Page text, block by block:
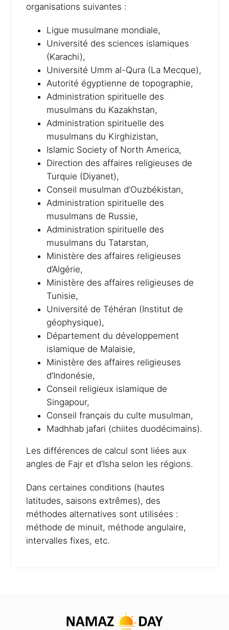
organisations suivantes :
Ligue musulmane mondiale,
Université des sciences islamiques
(Karachi),
Université Umm al-Qura (La Mecque),
Autorité égyptienne de topographie,
Administration spirituelle des
musulmans du Kazakhstan,
Administration spirituelle des
musulmans du Kirghizistan,
Islamic Society of North America,
Direction des affaires religieuses de
Turquie (Diyanet),
Conseil musulman d’Ouzbékistan,
Administration spirituelle des
musulmans de Russie,
Administration spirituelle des
musulmans du Tatarstan,
Ministère des affaires religieuses
d’Algérie,
Ministère des affaires religieuses de
Tunisie,
Université de Téhéran (Institut de
géophysique),
Département du développement
islamique de Malaisie,
Ministère des affaires religieuses
d’Indonésie,
Conseil religieux islamique de
Singapour,
Conseil français du culte musulman,
Madhhab jafari (chiites duodécimains).
Les différences de calcul sont liées aux
angles de Fajr et d’Isha selon les régions.
Dans certaines conditions (hautes
latitudes, saisons extrêmes), des
méthodes alternatives sont utilisées :
méthode de minuit, méthode angulaire,
intervalles fixes, etc.